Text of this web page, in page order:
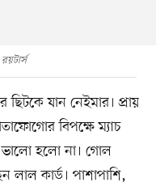
রয়টার্স
যান নেইমার। প্রায়
বিপক্ষে ম্যাচ
ভালো হলো না। গোল
লাল কার্ড। পাশাপাশি,